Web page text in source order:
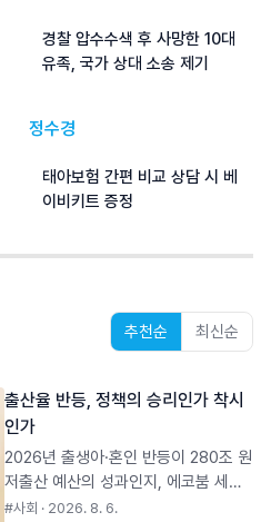
추천순 최신순
출산율 반등, 정책의 승리인가 착시
인가
2026년 출생아·혼인 반등이 280조 원
저출산 예산의 성과인지, 에코붐 세대
의 일시적 인구구조 효과인지 데이터로
#사회 · 2026. 8. 6.
경찰 압수수색 후 사망한 10대
유족, 국가 상대 소송 제기
정수경
태아보험 간편 비교 상담 시 베
이비키트 증정